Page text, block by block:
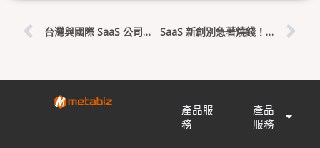
台灣與國際 SaaS 公司產品思維 vs 設計思維：真實案例解析 SaaS 新創別急著燒錢！掌握這個「致勝順序」才是活下來的關鍵
產品服
務
產品
服務